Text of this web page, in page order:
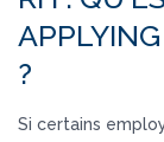
?
Si certains